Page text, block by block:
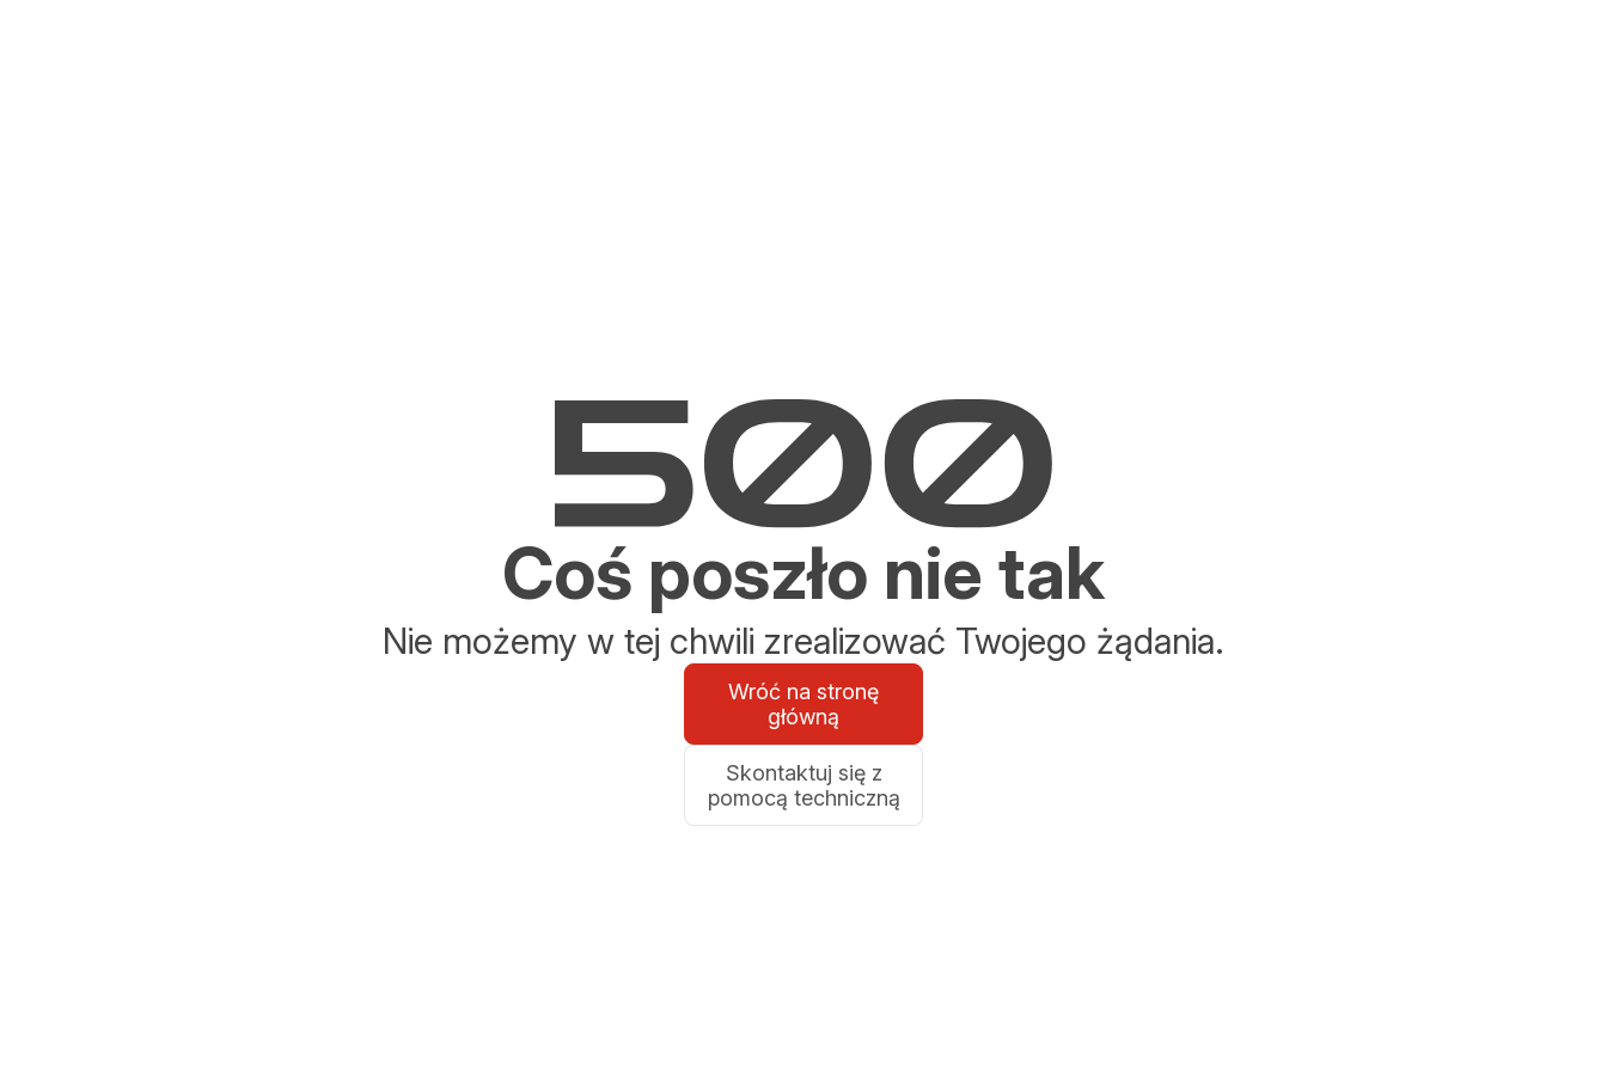
Coś poszło nie tak
Nie możemy w tej chwili zrealizować Twojego żądania.
Wróć na stronę
główną
Skontaktuj się z
pomocą techniczną